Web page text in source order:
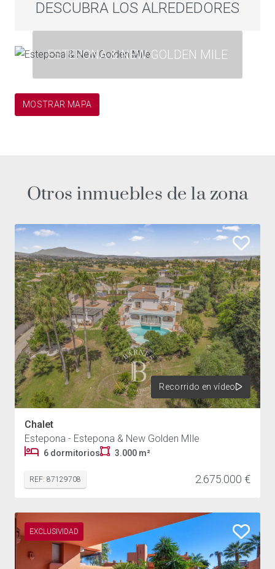
DESCUBRA LOS ALREDEDORES
ESTEPONA & NEW GOLDEN MILE
MOSTRAR MAPA
Otros inmuebles de la zona
Recorrido en vídeo
Chalet
Estepona - Estepona & New Golden MIle
6 dormitorios 3.000 m²
REF: 87129708 2.675.000 €
EXCLUSIVIDAD